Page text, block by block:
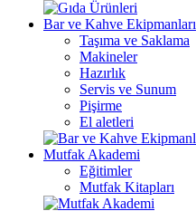
Bar ve Kahve Ekipmanları
Taşıma ve Saklama
Makineler
Hazırlık
Servis ve Sunum
Pişirme
El aletleri
Mutfak Akademi
Eğitimler
Mutfak Kitapları